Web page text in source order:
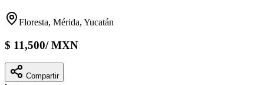
Floresta, Mérida, Yucatán
$ 11,500/MXN
Compartir